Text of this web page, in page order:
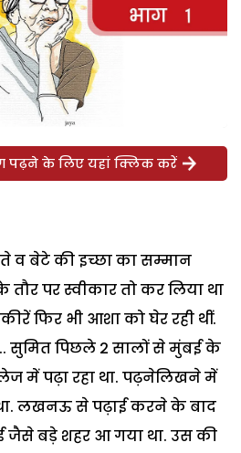
पढ़ने के लिए यहां क्लिक करें
बेटे की इच्छा का सम्मान
पर स्वीकार तो कर लिया था
फिर भी आशा को घेर रही थीं.
सुमित पिछले 2 सालों से मुंबई के
में पढ़ा रहा था. पढ़नेलिखने में
लखनऊ से पढ़ाई करने के बाद
जैसे बड़े शहर आ गया था. उस की